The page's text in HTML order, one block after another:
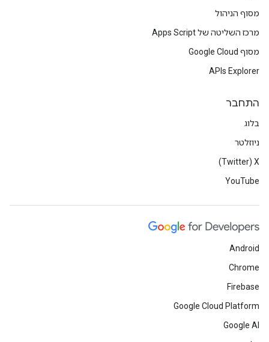
מסוף הניהול
מרכז השליטה של Apps Script
מסוף Google Cloud
APIs Explorer
התחבר
בלוג
ניוזלטר
X‏ (Twitter)
YouTube
Android
Chrome
Firebase
Google Cloud Platform
Google AI